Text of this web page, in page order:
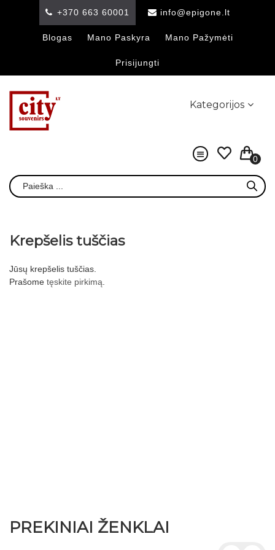
+370 663 60001 info@epigone.lt
Blogas Mano Paskyra Mano Pažymėti
Prisijungti
Kategorijos
0
Krepšelis tuščias
Jūsų krepšelis tuščias.
Prašome tęskite pirkimą
PREKINIAI ŽENKLAI